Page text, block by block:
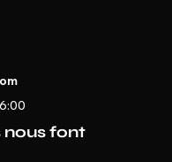
nous font